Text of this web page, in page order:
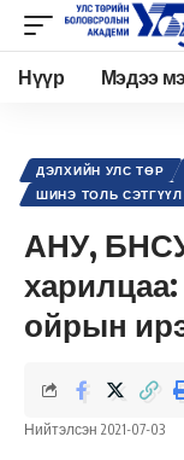
Нүүр Мэдээ
ДЭЛХИЙН УЛС ТӨР
ШИНЭ ТОЛЬ СЭТГҮҮЛ
АНУ,
ойрын
Нийтэлсэн 2021-07-03